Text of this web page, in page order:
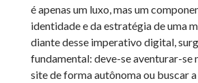
é apenas um luxo, mas um
identidade e da estratégia de uma
diante desse imperativo digital,
fundamental: deve-se aventurar-se
site de forma autônoma ou buscar